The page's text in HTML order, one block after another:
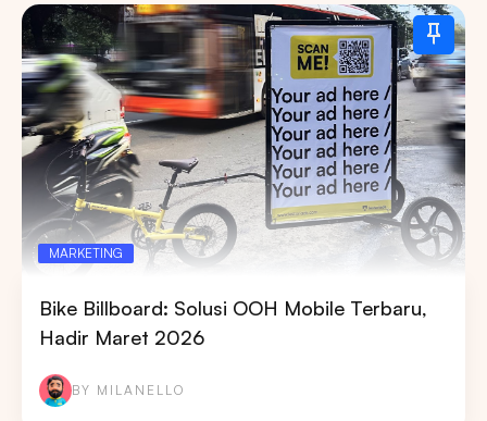
MARKETING
Bike Billboard: Solusi OOH Mobile Terbaru,
Hadir Maret 2026
BY MILANELLO